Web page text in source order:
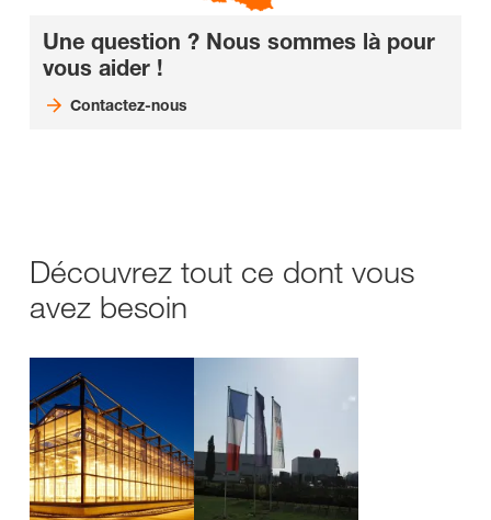
Une question ? Nous sommes là pour
vous aider !
Contactez-nous
Découvrez tout ce dont vous
avez besoin